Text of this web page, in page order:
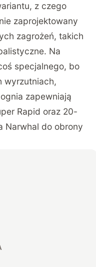
z czego
zaprojektowany
zagrożeń, takich
Na
specjalnego, bo
wyrzutniach,
zapewniają
Rapid oraz 20-
Narwhal do obrony